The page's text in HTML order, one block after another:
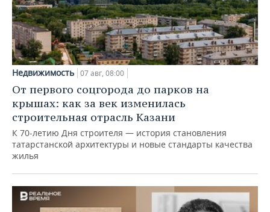
Недвижимость 07 авг, 08:00
От первого соцгорода до парков на
крышах: как за век изменилась
строительная отрасль Казани
К 70-летию Дня строителя — история становления
татарстанской архитектуры и новые стандарты качества
жилья